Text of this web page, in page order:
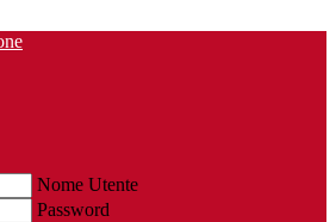
Nome Utente
Password